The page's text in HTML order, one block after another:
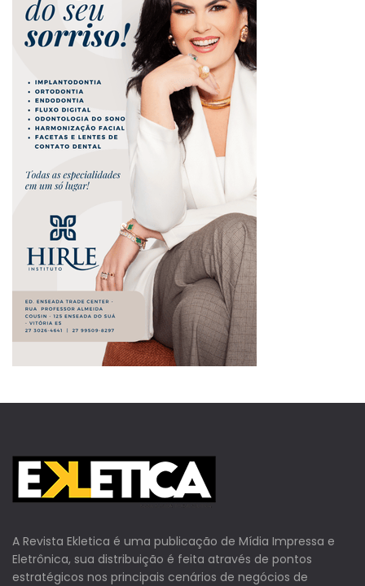
A Revista Ekletica é uma publicação de Mídia Impressa e
Eletrônica, sua distribuição é feita através de pontos
estratégicos nos principais cenários de negócios de